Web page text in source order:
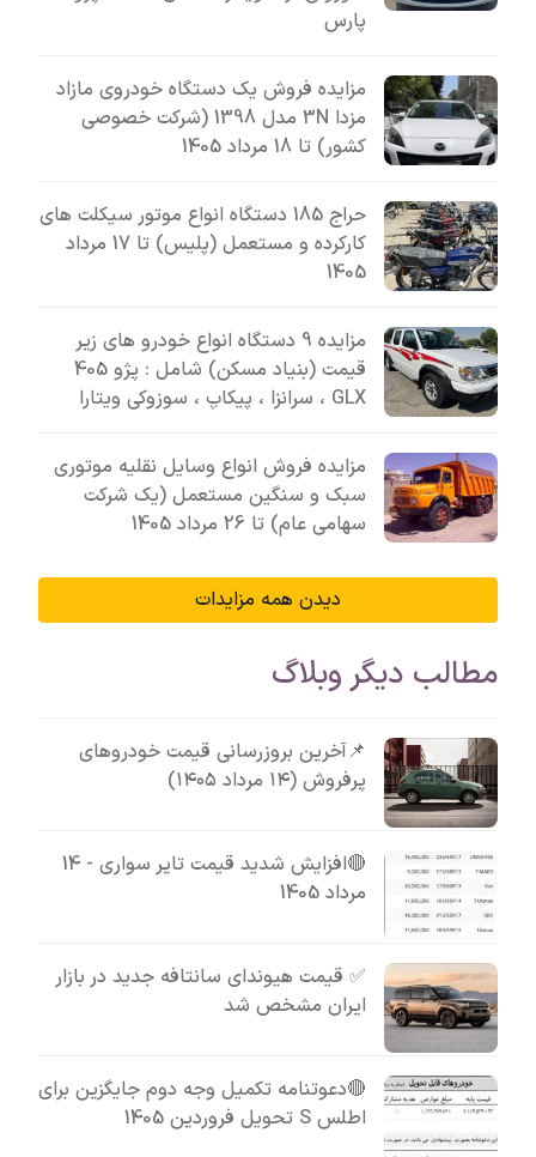
پارس
مزایده فروش یک دستگاه خودروی مازاد
مزدا 3N مدل 1398 (شرکت خصوصی
کشور) تا 18 مرداد 1405
حراج 185 دستگاه انواع موتور سیکلت های
کارکرده و مستعمل (پلیس) تا 17 مرداد
1405
مزایده 9 دستگاه انواع خودرو های زیر
قیمت (بنیاد مسکن) شامل : پژو 405
GLX ، سرانزا ، پیکاپ ، سوزوکی ویتارا
مزایده فروش انواع وسایل نقلیه موتوری
سبک و سنگین مستعمل (یک شرکت
سهامی عام) تا 26 مرداد 1405
دیدن همه مزایدات
مطالب دیگر وبلاگ
📌آخرین بروزرسانی قیمت خودروهای
پرفروش (۱۴ مرداد ۱۴۰۵)
🔴افزایش شدید قیمت تایر سواری - 14
مرداد 1405
✅ قیمت هیوندای سانتافه جدید در بازار
ایران مشخص شد
🔴دعوتنامه تکمیل وجه دوم جایگزین برای
اطلس S تحویل فروردین 1405